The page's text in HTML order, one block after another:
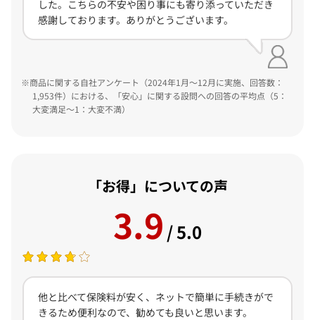
した。こちらの不安や困り事にも寄り添っていただき
感謝しております。ありがとうございます。
商品に関する自社アンケート（2024年1月～12月に実施、回答数：
1,953件）における、「安心」に関する設問への回答の平均点（5：
大変満足～1：大変不満）
「お得」についての声
3.9 / 5.0
他と比べて保険料が安く、ネットで簡単に手続きがで
きるため便利なので、勧めても良いと思います。